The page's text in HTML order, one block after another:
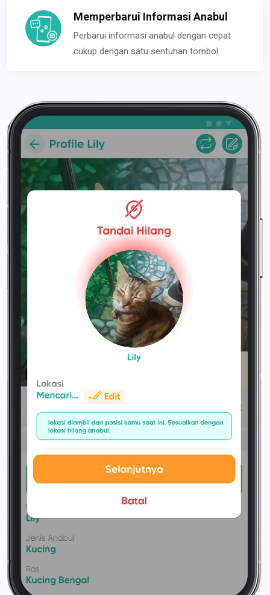
Memperbarui Informasi Anabul
Perbarui informasi anabul dengan cepat
cukup dengan satu sentuhan tombol.